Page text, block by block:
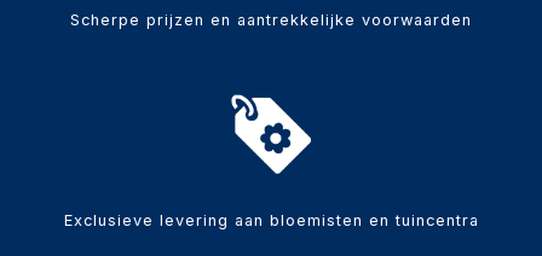
Scherpe prijzen en aantrekkelijke voorwaarden
Exclusieve levering aan bloemisten en tuincentra